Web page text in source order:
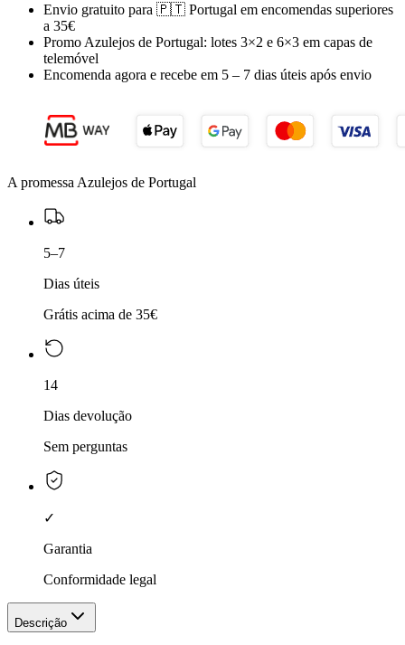
Envio gratuito para 🇵🇹 Portugal em encomendas superiores
a 35€
Promo Azulejos de Portugal: lotes 3×2 e 6×3 em capas de
telemóvel
Encomenda agora e recebe em 5 – 7 dias úteis após envio
A promessa Azulejos de Portugal
5–7
Dias úteis
Grátis acima de 35€
14
Dias devolução
Sem perguntas
✓
Garantia
Conformidade legal
Descrição